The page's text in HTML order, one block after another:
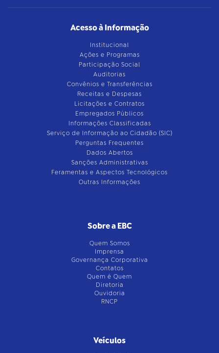
Acesso à Informação
Institucional
Ações e Programas
Participação Social
Auditorias
Convênios e Transferências
Receitas e Despesas
Licitações e Contratos
Empregados Públicos
Informações Classificadas
Serviço de Informação ao Cidadão (SIC)
Perguntas Frequentes
Dados Abertos
Sanções Administrativas
Feramentas e Aspectos Tecnológicos
Outras Informações
Sobre a EBC
Quem Somos
Imprensa
Governança Corporativa
Contatos
Quem é Quem
Diretoria
Ouvidoria
RNCP
Veículos